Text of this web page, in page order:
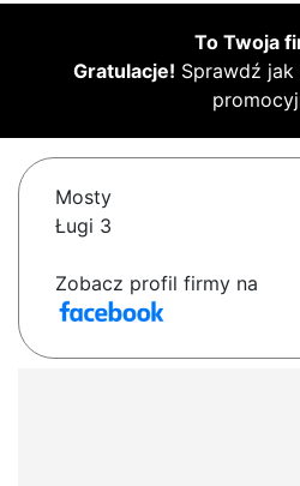
To Twoja
Gratulacje! Sprawdź jak
Mosty
Ługi 3
Zobacz profil firmy na